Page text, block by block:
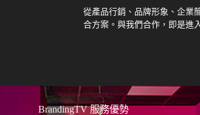
從產品行銷、品牌形象、企業
合方案。與我們合作，即是進
BrandingTV 服務優勢